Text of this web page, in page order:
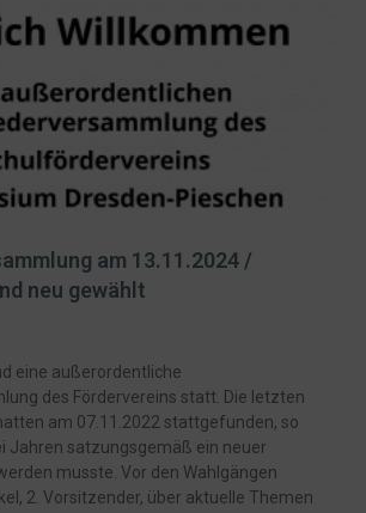
am 13.11.2024 /
neu gewählt
eine außerordentliche
des Fördervereins statt. Die letzten
am 07.11.2022 stattgefunden, so
Jahren satzungsgemäß ein neuer
musste. Vor den Wahlgängen
2. Vorsitzender, über aktuelle Themen